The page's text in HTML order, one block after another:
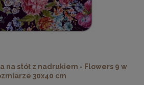
30x40 cm - Cat 2
15,99 zł
na stół z nadrukiem - Flowers 9 w
30x40 cm